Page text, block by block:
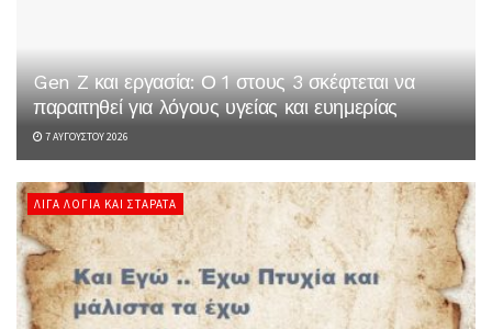
Gen Z και εργασία: Ο 1 στους 3 σκέφτεται να
παραιτηθεί για λόγους υγείας και ευημερίας
7 ΑΥΓΟΎΣΤΟΥ 2026
ΛΊΓΑ ΛΌΓΙΑ ΚΑΙ ΣΤΑΡΆΤΑ